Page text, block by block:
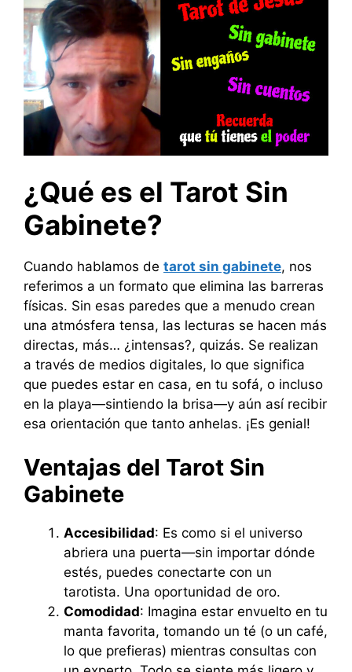
¿Qué es el Tarot Sin
Gabinete?
Cuando hablamos de tarot sin gabinete, nos
referimos a un formato que elimina las barreras
físicas. Sin esas paredes que a menudo crean
una atmósfera tensa, las lecturas se hacen más
directas, más… ¿intensas?, quizás. Se realizan
a través de medios digitales, lo que significa
que puedes estar en casa, en tu sofá, o incluso
en la playa—sintiendo la brisa—y aún así recibir
esa orientación que tanto anhelas. ¡Es genial!
Ventajas del Tarot Sin
Gabinete
Accesibilidad: Es como si el universo
abriera una puerta—sin importar dónde
estés, puedes conectarte con un
tarotista. Una oportunidad de oro.
Comodidad: Imagina estar envuelto en tu
manta favorita, tomando un té (o un café,
lo que prefieras) mientras consultas con